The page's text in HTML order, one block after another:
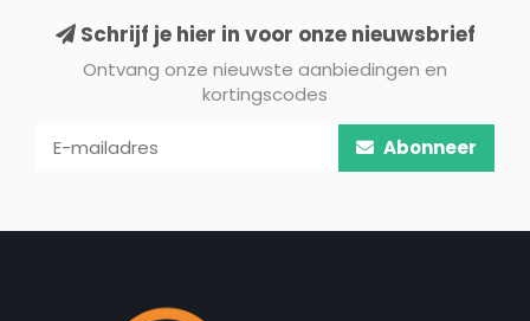
Schrijf je hier in voor onze nieuwsbrief
Ontvang onze nieuwste aanbiedingen en
kortingscodes
Abonneer